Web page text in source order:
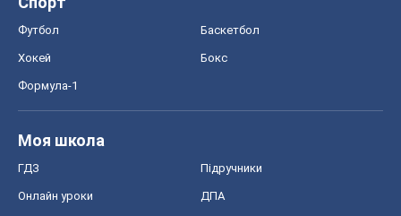
Футбол Баскетбол
Хокей Бокс
Формула-1
Моя школа
ГДЗ Підручники
Онлайн уроки ДПА